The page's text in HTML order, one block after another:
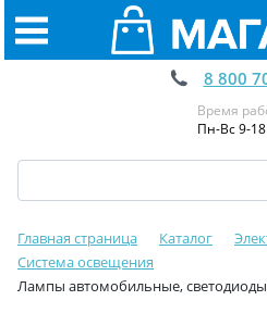
8 800
Время
Пн-Вс 9-
Главная страница Каталог
Система освещения
Лампы автомобильные,